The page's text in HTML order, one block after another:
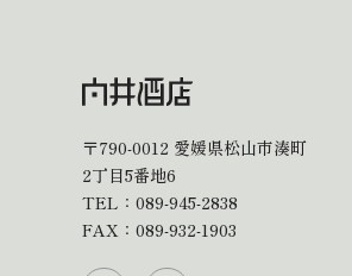
〒790-0012 愛媛県松山市湊町
2丁目5番地6
TEL： 089-945-2838
FAX：089-932-1903